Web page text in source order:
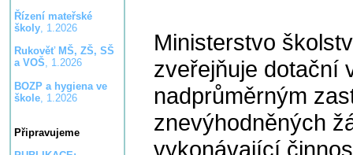
Řízení mateřské
školy, 1.2026
Rukověť MŠ, ZŠ, SŠ
a VOŠ, 1.2026
BOZP a hygiena ve
škole, 1.2026
Připravujeme
Ministerstvo
zveřejňuje dotační
nadprůměrným
znevýhodněných
vykonávající